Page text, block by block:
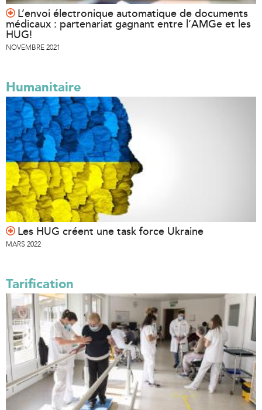
L’envoi électronique automatique de documents
médicaux : partenariat gagnant entre l’AMGe et les
HUG!
NOVEMBRE 2021
Humanitaire
Les HUG créent une task force Ukraine
MARS 2022
Tarification